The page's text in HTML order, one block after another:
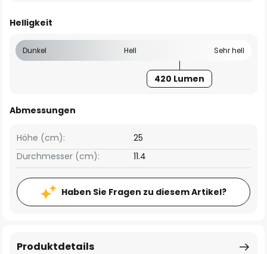
Helligkeit
Dunkel Hell Sehr hell
420 Lumen
Abmessungen
Höhe (cm):
25
Durchmesser (cm):
11.4
Haben Sie Fragen zu diesem Artikel?
Produktdetails